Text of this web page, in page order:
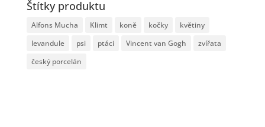
Štítky produktu
Alfons Mucha Klimt koně kočky
květiny
levandule
psi ptáci Vincent van Gogh
zvířata
český porcelán